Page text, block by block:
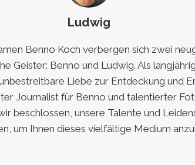
Ludwig
Benno Koch verbergen sich zwei
Geister: Benno und Ludwig. Als
Liebe zur Entdeckung und
Journalist für Benno und talentierter
beschlossen, unsere Talente und
um Ihnen dieses vielfältige Medium